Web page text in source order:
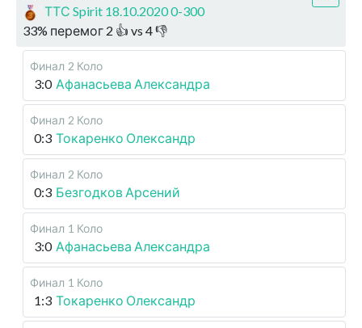
ТТС Spirit 18.10.2020 0-300
33% перемог 2 👍 vs 4👎
Финал 2 Коло
3:0 Афанасьева Александра
Финал 2 Коло
0:3 Токаренко Олександр
Финал 2 Коло
0:3 Безгодков Арсений
Финал 1 Коло
3:0 Афанасьева Александра
Финал 1 Коло
1:3 Токаренко Олександр